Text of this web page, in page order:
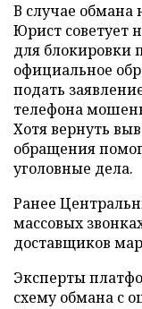
В случае обмана
Юрист советует
для блокировки
официальное
подать
телефона
Хотя вернуть
обращения
уголовные дела.
Ранее
массовых
доставщиков
Эксперты
схему обмана с